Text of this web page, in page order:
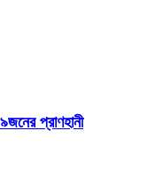
প্রাণহানী